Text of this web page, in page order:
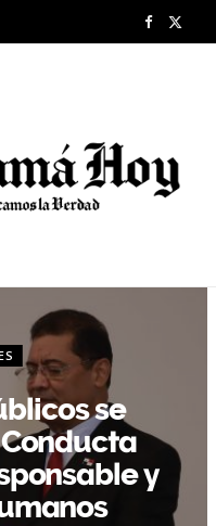
F
b
se
y